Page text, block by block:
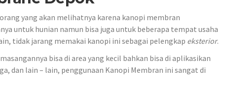
yang akan melihatnya karena kanopi membran
untuk hunian namun bisa juga untuk beberapa tempat usaha
tidak jarang memakai kanopi ini sebagai pelengkap eksterior.
bisa di area yang kecil bahkan bisa di aplikasikan
dan lain – lain, penggunaan Kanopi Membran ini sangat di